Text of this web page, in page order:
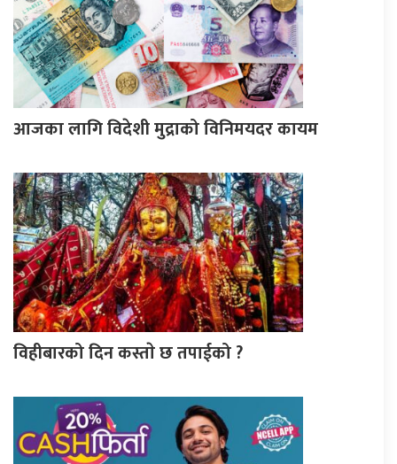
आजका लागि विदेशी मुद्राको विनिमयदर कायम
विहीबारको दिन कस्ताे छ तपाईको ?